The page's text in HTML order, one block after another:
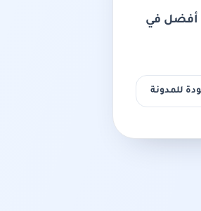
أفضل في
للمدونة